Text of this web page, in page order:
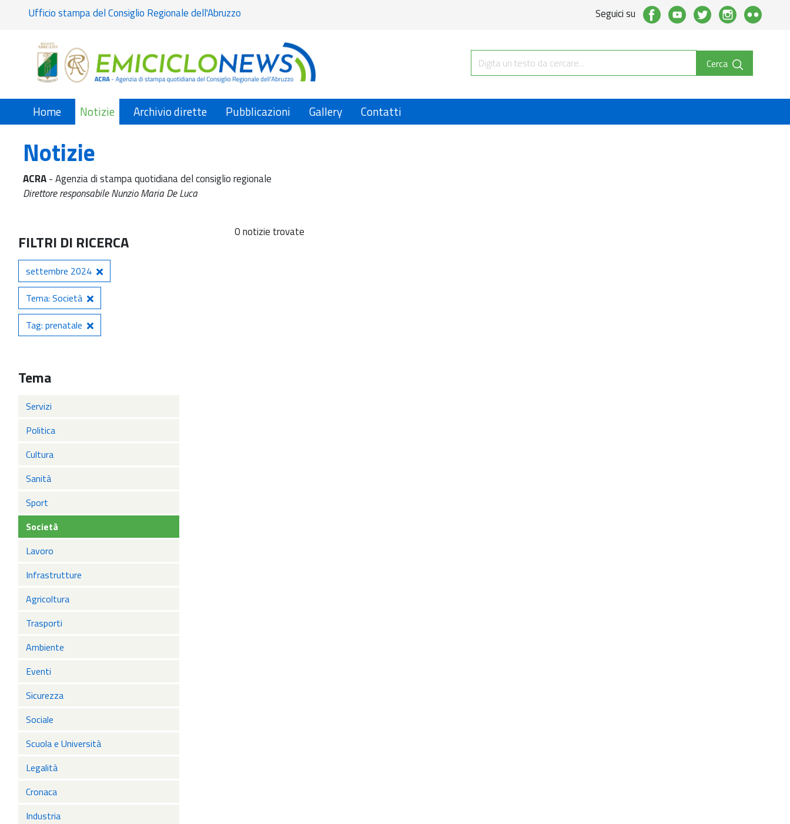
Ufficio stampa del Consiglio Regionale dell'Abruzzo Seguici su
Cerca
Home Notizie Archivio dirette Pubblicazioni Gallery Contatti
Notizie
ACRA- Agenzia di stampa quotidiana del consiglio regionale
Direttore responsabile Nunzio Maria De Luca
FILTRI DI RICERCA
settembre 2024
Tema: Società
Tag: prenatale
Tema
Servizi
Politica
Cultura
Sanità
Sport
Società
Lavoro
Infrastrutture
Agricoltura
Trasporti
Ambiente
Eventi
Sicurezza
Sociale
Scuola e Università
Legalità
Cronaca
Industria
0 notizie trovate